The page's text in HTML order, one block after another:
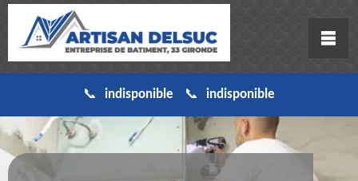
indisponible indisponible